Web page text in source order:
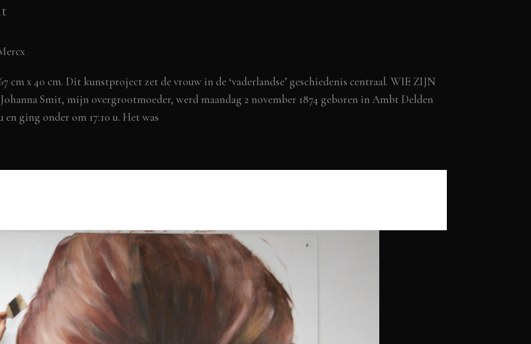
cm x 40 cm. Dit kunstproject zet de vrouw in de ‘vaderlandse’ geschiedenis centraal. WIE ZIJN
Smit, mijn overgrootmoeder, werd maandag 2 november 1874 geboren in Ambt Delden
ging onder om 17:10 u. Het was